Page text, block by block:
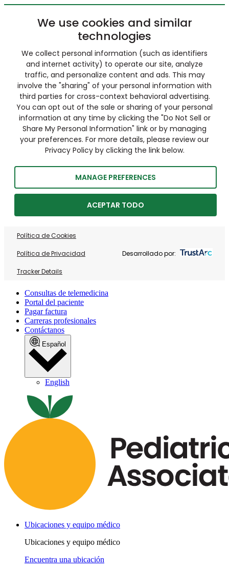
We use cookies and similar
technologies
We collect personal information (such as identifiers
and internet activity) to operate our site, analyze
traffic, and personalize content and ads. This may
involve the "sharing" of your personal information with
third parties for cross-context behavioral advertising.
You can opt out of the sale or sharing of your personal
information at any time by clicking the "Do Not Sell or
Share My Personal Information" link or by managing
your preferences. For more details, please review our
Privacy Policy by clicking the link below.
MANAGE PREFERENCES
ACEPTAR TODO
Política de Cookies
Política de Privacidad
Tracker Details
Desarrollado por:
Consultas de telemedicina
Portal del paciente
Pagar factura
Carreras profesionales
Contáctanos
Español
English
Ubicaciones y equipo médico
Ubicaciones y equipo médico
Encuentra una ubicación